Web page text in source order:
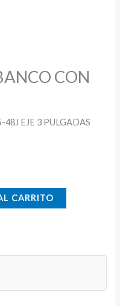
CON
EJE 3 PULGADAS
CARRITO